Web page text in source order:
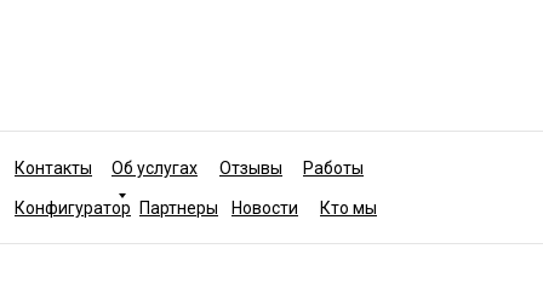
Кто мы
Конфигуратор
Отзывы
Об услугах Работы
Партнеры Новости
Контакты